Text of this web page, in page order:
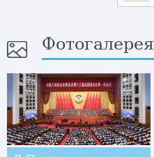
Фотогалерея